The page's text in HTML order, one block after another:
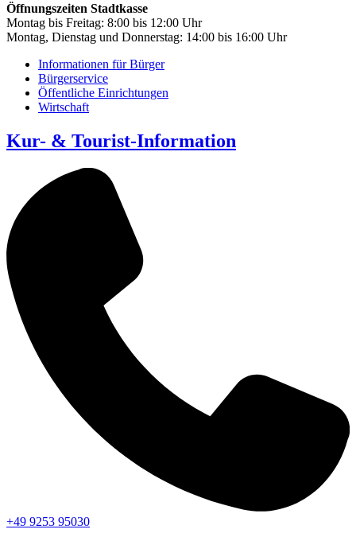
Öffnungszeiten Stadtkasse
Montag bis Freitag: 8:00 bis 12:00 Uhr
Montag, Dienstag und Donnerstag: 14:00 bis 16:00 Uhr
Informationen für Bürger
Bürgerservice
Öffentliche Einrichtungen
Wirtschaft
Kur- & Tourist-Information
+49 9253 95030